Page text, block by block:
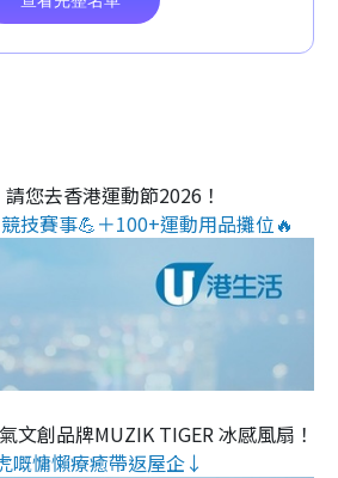
請您去香港運動節2026！
技賽事💪＋100+運動用品攤位🔥
文創品牌MUZIK TIGER 冰感風扇！
嘅慵懶療癒帶返屋企↓